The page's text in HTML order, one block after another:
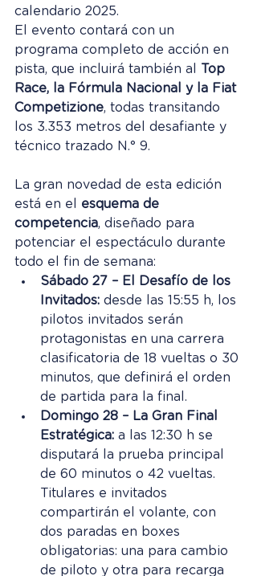
calendario 2025.
El evento contará con un
programa completo de acción en
pista, que incluirá también al Top
Race, la Fórmula Nacional y la Fiat
Competizione, todas transitando
los 3.353 metros del desafiante y
técnico trazado N.° 9.
La gran novedad de esta edición
está en el esquema de
competencia, diseñado para
potenciar el espectáculo durante
todo el fin de semana:
Sábado 27 – El Desafío de los
Invitados: desde las 15:55 h, los
pilotos invitados serán
protagonistas en una carrera
clasificatoria de 18 vueltas o 30
minutos, que definirá el orden
de partida para la final.
Domingo 28 – La Gran Final
Estratégica: a las 12:30 h se
disputará la prueba principal
de 60 minutos o 42 vueltas.
Titulares e invitados
compartirán el volante, con
dos paradas en boxes
obligatorias: una para cambio
de piloto y otra para recarga